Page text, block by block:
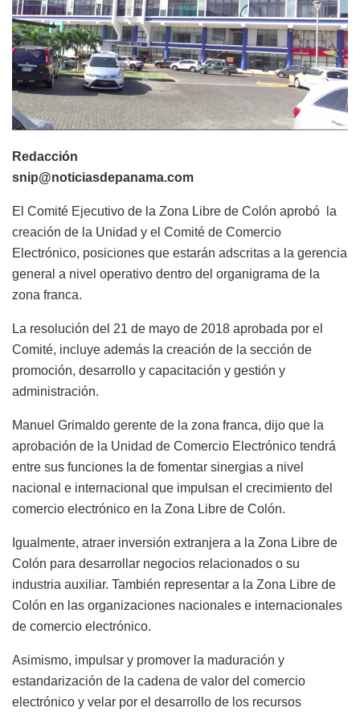
Redacción
snip@noticiasdepanama.com
El Comité Ejecutivo de la Zona Libre de Colón aprobó la
creación de la Unidad y el Comité de Comercio
Electrónico, posiciones que estarán adscritas a la gerencia
general a nivel operativo dentro del organigrama de la
zona franca.
La resolución del 21 de mayo de 2018 aprobada por el
Comité, incluye además la creación de la sección de
promoción, desarrollo y capacitación y gestión y
administración.
Manuel Grimaldo gerente de la zona franca, dijo que la
aprobación de la Unidad de Comercio Electrónico tendrá
entre sus funciones la de fomentar sinergias a nivel
nacional e internacional que impulsan el crecimiento del
comercio electrónico en la Zona Libre de Colón.
Igualmente, atraer inversión extranjera a la Zona Libre de
Colón para desarrollar negocios relacionados o su
industria auxiliar. También representar a la Zona Libre de
Colón en las organizaciones nacionales e internacionales
de comercio electrónico.
Asimismo, impulsar y promover la maduración y
estandarización de la cadena de valor del comercio
electrónico y velar por el desarrollo de los recursos